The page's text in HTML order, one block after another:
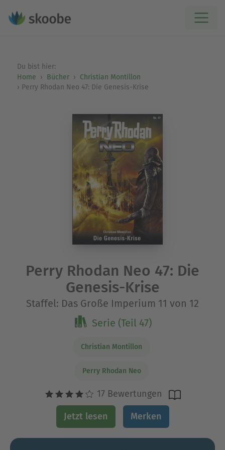
Du bist hier:
Home
Bücher
Christian Montillon
Perry Rhodan Neo 47: Die Genesis-Krise
Perry Rhodan Neo 47: Die
Genesis-Krise
Staffel: Das Große Imperium 11 von 12
Serie (Teil 47)
Christian Montillon
Perry Rhodan Neo
17 Bewertungen
Jetzt lesen Merken